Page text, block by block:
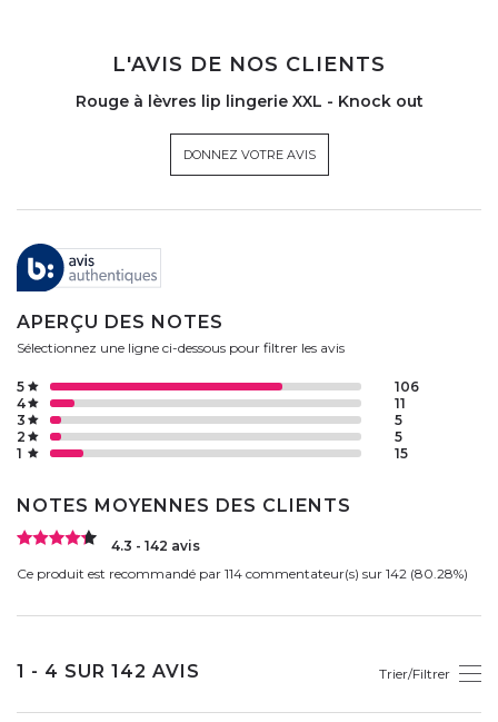
L'AVIS DE NOS CLIENTS
Rouge à lèvres lip lingerie XXL - Knock out
DONNEZ VOTRE AVIS
APERÇU DES NOTES
Sélectionnez une ligne ci-dessous pour filtrer les avis
1 15
2 5
3 5
4 11
5 106
NOTES MOYENNES DES CLIENTS
4.3 - 142 avis
Ce produit est recommandé par 114 commentateur(s) sur 142 (80.28%)
1 - 4 SUR 142 AVIS Trier/Filtrer